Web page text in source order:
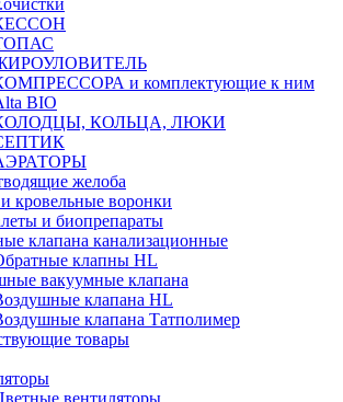
и комплектующие к ним
BIO
КОЛЬЦА, ЛЮКИ
желоба
кровельные воронки
и биопрепараты
клапана канализационные
клапны HL
вакуумные клапана
клапана HL
клапана Татполимер
товары
вентиляторы